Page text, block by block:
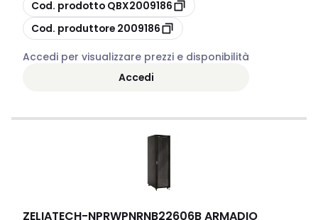
Cod. prodotto QBX2009186
copia
Cod. produttore 2009186
Accedi per visualizzare prezzi e disponibilità
Accedi
ZELIATECH-NPRWPNRNB22606B ARMADIO